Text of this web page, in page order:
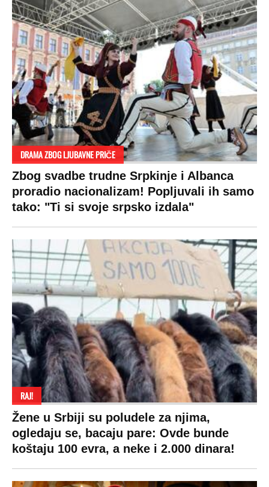
DRAMA ZBOG LJUBAVNE PRIČE
Zbog svadbe trudne Srpkinje i Albanca
proradio nacionalizam! Popljuvali ih samo
tako: "Ti si svoje srpsko izdala"
RAJ!
Žene u Srbiji su poludele za njima,
ogledaju se, bacaju pare: Ovde bunde
koštaju 100 evra, a neke i 2.000 dinara!